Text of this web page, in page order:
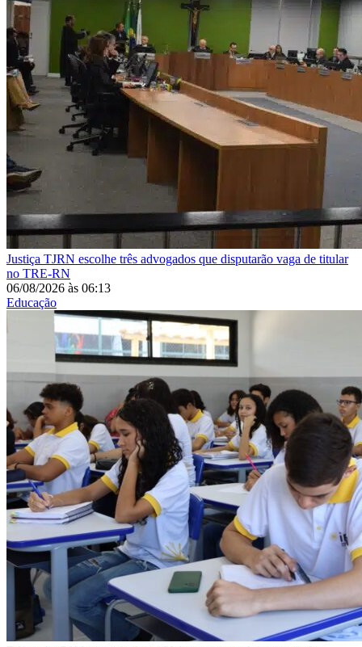
Justiça TJRN escolhe três advogados que disputarão vaga de titular
no TRE-RN
06/08/2026 às 06:13
Educação